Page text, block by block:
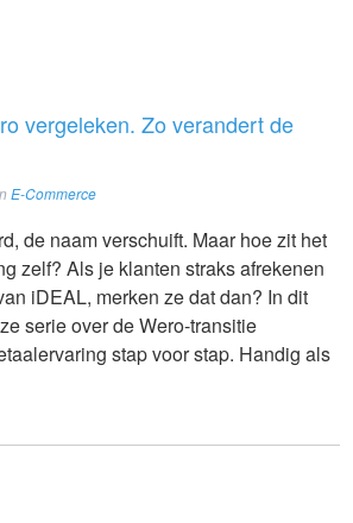
vergeleken. Zo verandert de
E-Commerce
de naam verschuift. Maar hoe zit het
zelf? Als je klanten straks afrekenen
iDEAL, merken ze dat dan? In dit
serie over de Wero-transitie
stap voor stap. Handig als